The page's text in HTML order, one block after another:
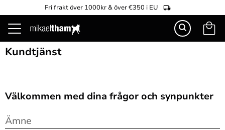
Meny
Fri frakt över 1000kr & över €350 i EU
Kundtjänst
Välkommen med dina frågor och synpunkter